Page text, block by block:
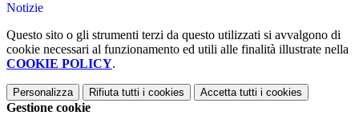
Notizie
Questo sito o gli strumenti terzi da questo utilizzati si avvalgono di
cookie necessari al funzionamento ed utili alle finalità illustrate nella
COOKIE POLICY.
Personalizza Rifiuta tutti i cookies Accetta tutti i cookies
Gestione cookie